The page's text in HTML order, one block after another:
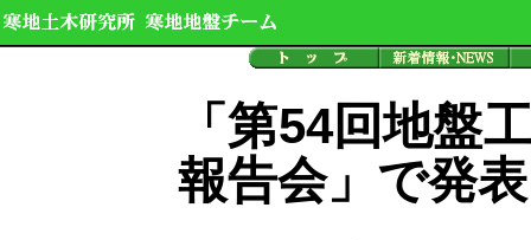
「第54回地盤
報告会」で発